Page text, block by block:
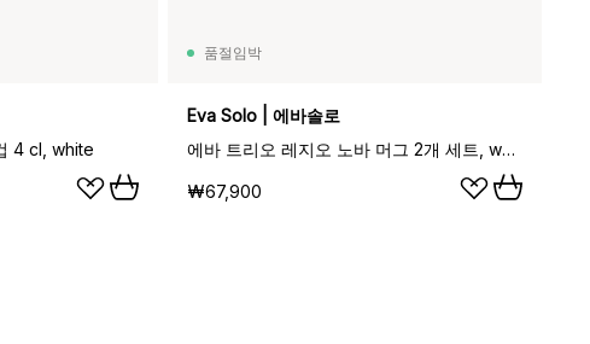
4 cl, white
품절임박
Eva Solo | 에바솔로
에바 트리오 레지오 노바 머그 2개 세트, white
₩67,900